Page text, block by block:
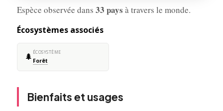
Espèce observée dans 33 pays à travers le monde.
Écosystèmes associés
🌲 ÉCOSYSTÈME
Forêt
Bienfaits et usages